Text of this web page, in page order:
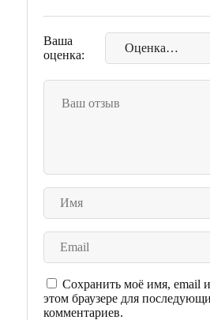
Ваша
оценка:
Сохранить моё имя, email и
этом браузере для
комментариев.